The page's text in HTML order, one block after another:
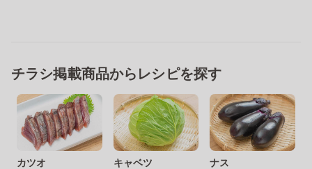
チラシ掲載商品からレシピを探す
カツオ キャベツ ナス